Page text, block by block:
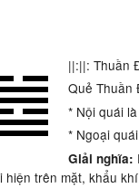
||:||: Thuần
Quẻ Thuần
* Nội quái
* Ngoại
Giải nghĩa:
hiện trên mặt, khẩu